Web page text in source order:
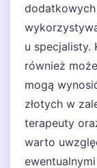
dodatkowych
u specjalisty.
również
mogą
złotych w
terapeuty
warto